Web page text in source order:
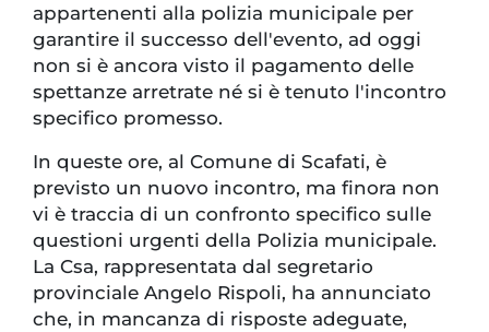
appartenenti alla polizia municipale per
garantire il successo dell'evento, ad oggi
non si è ancora visto il pagamento delle
spettanze arretrate né si è tenuto l'incontro
specifico promesso.
In queste ore, al Comune di Scafati, è
previsto un nuovo incontro, ma finora non
vi è traccia di un confronto specifico sulle
questioni urgenti della Polizia municipale.
La Csa, rappresentata dal segretario
provinciale Angelo Rispoli, ha annunciato
che, in mancanza di risposte adeguate,